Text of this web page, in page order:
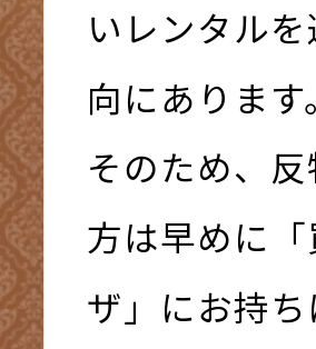
いレンタル
向にあります。
そのため、
方は早めに
ザ」にお持